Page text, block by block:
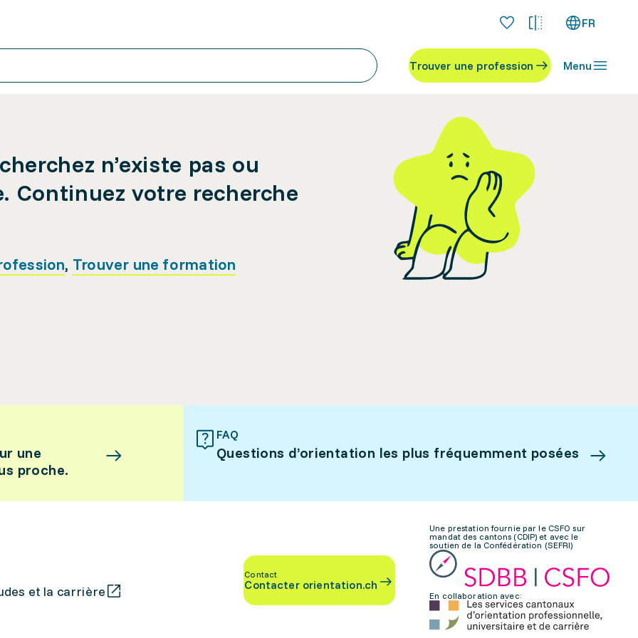
FR
Trouver une profession Menu
n’existe pas ou
Continuez votre recherche
, Trouver une formation
une
proche.
FAQ
Questions d’orientation les plus fréquemment posées
et la carrière
Contact
Contacter orientation.ch
Une prestation fournie par le CSFO sur
mandat des cantons (CDIP) et avec le
soutien de la Confédération (SEFRI)
En collaboration avec: